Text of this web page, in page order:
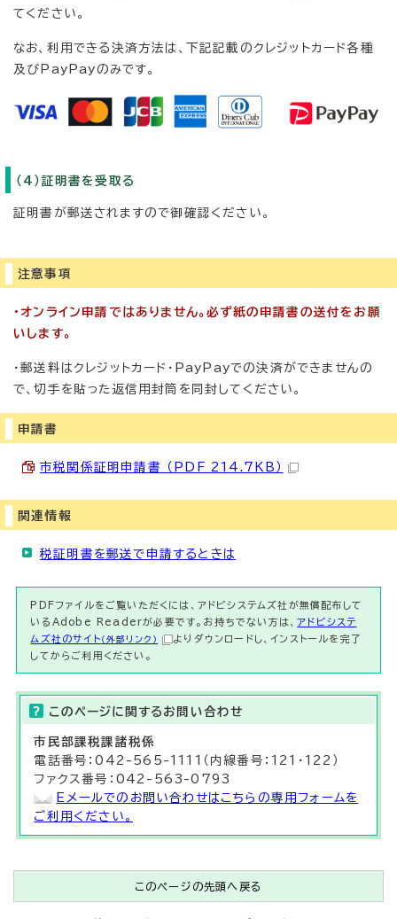
てください。
なお、利用できる決済方法は、下記記載のクレジットカード各種
及びPayPayのみです。
（4）証明書を受取る
証明書が郵送されますので御確認ください。
注意事項
・オンライン申請ではありません。必ず紙の申請書の送付をお願
いします。
・郵送料はクレジットカード・PayPayでの決済ができませんの
で、切手を貼った返信用封筒を同封してください。
申請書
市税関係証明申請書 （PDF 214.7KB）
関連情報
税証明書を郵送で申請するときは
PDFファイルをご覧いただくには、アドビシステムズ社が無償配布して
いるAdobe Readerが必要です。お持ちでない方は、アドビシステ
ムズ社のサイト （外部リンク）
よりダウンロードし、インストールを完了
してからご利用ください。
このページに関する お問い合わせ
市民部課税課 諸税係
電話番号：042-565-1111（内線番号：121・122）
ファクス番号：042-563-0793
Eメールでのお問い合わせはこちらの専用フォームを
ご利用ください。
このページの先頭へ戻る